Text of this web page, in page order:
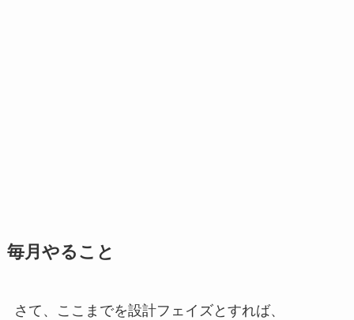
毎月やること
さて、ここまでを設計フェイズとすれば、